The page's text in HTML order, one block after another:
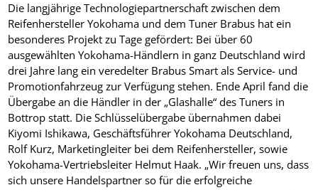
Die langjährige Technologiepartnerschaft zwischen dem
Reifenhersteller Yokohama und dem Tuner Brabus hat ein
besonderes Projekt zu Tage gefördert: Bei über 60
ausgewählten Yokohama-Händlern in ganz Deutschland wird
drei Jahre lang ein veredelter Brabus Smart als Service- und
Promotionfahrzeug zur Verfügung stehen. Ende April fand die
Übergabe an die Händler in der „Glashalle“ des Tuners in
Bottrop statt. Die Schlüsselübergabe übernahmen dabei
Kiyomi Ishikawa, Geschäftsführer Yokohama Deutschland,
Rolf Kurz, Marketingleiter bei dem Reifenhersteller, sowie
Yokohama-Vertriebsleiter Helmut Haak. „Wir freuen uns, dass
sich unsere Handelspartner so für die erfolgreiche